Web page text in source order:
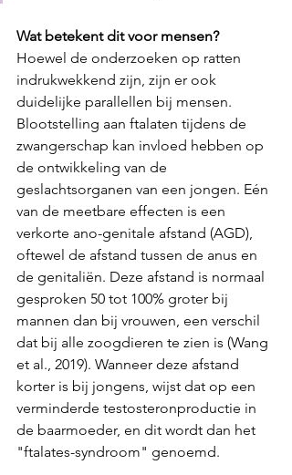
Wat betekent dit voor mensen?
Hoewel de onderzoeken op ratten
indrukwekkend zijn, zijn er ook
duidelijke parallellen bij mensen.
Blootstelling aan ftalaten tijdens de
zwangerschap kan invloed hebben op
de ontwikkeling van de
geslachtsorganen van een jongen. Eén
van de meetbare effecten is een
verkorte ano-genitale afstand (AGD),
oftewel de afstand tussen de anus en
de genitaliën. Deze afstand is normaal
gesproken 50 tot 100% groter bij
mannen dan bij vrouwen, een verschil
dat bij alle zoogdieren te zien is (Wang
et al., 2019). Wanneer deze afstand
korter is bij jongens, wijst dat op een
verminderde testosteronproductie in
de baarmoeder, en dit wordt dan het
"ftalates-syndroom" genoemd.